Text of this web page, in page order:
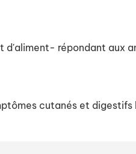
d'aliment- répondant
cutanés et